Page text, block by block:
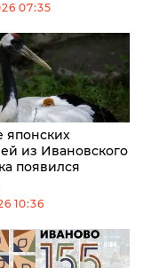
07:35
японских
из Ивановского
появился
10:36